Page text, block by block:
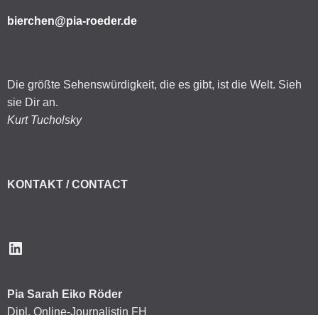
bierchen@pia-roeder.de
Die größte Sehenswürdigkeit, die es gibt, ist die Welt. Sieh
sie Dir an.
Kurt Tucholsky
KONTAKT / CONTACT
LinkedIn
Pia Sarah Eiko Röder
Dipl. Online-Journalistin FH